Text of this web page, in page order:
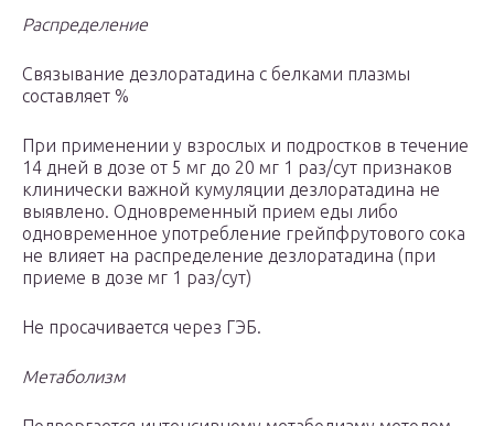
Распределение
Связывание дезлоратадина с белками плазмы
составляет %
При применении у взрослых и подростков в течение
14 дней в дозе от 5 мг до 20 мг 1 раз/сут признаков
клинически важной кумуляции дезлоратадина не
выявлено. Одновременный прием еды либо
одновременное употребление грейпфрутового сока
не влияет на распределение дезлоратадина (при
приеме в дозе мг 1 раз/сут)
Не просачивается через ГЭБ.
Метаболизм